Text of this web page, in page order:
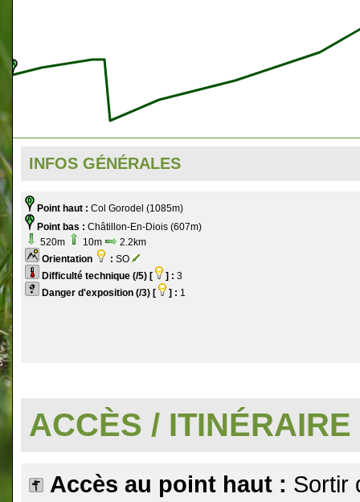
INFOS GÉNÉRALES
Point haut : Col Gorodel (1085m)
Point bas : Châtillon-En-Diois (607m)
520m
10m
2.2km
Orientation
: SO
Difficulté technique (/5) [
] : 3
Danger d'exposition (/3) [
] : 1
ACCÈS / ITINÉRAIRE
Accès au point haut : Sortir